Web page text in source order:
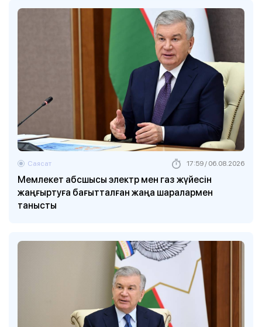
Мемлекет абсшысы электр мен газ жүйесін
жаңғыртуға бағытталған жаңа шаралармен
танысты
Саясат 17:59 / 06.08.2026